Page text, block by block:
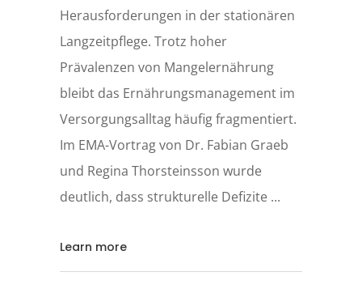
Herausforderungen in der stationären
Langzeitpflege. Trotz hoher
Prävalenzen von Mangelernährung
bleibt das Ernährungsmanagement im
Versorgungsalltag häufig fragmentiert.
Im EMA-Vortrag von Dr. Fabian Graeb
und Regina Thorsteinsson wurde
deutlich, dass strukturelle Defizite
Learn more